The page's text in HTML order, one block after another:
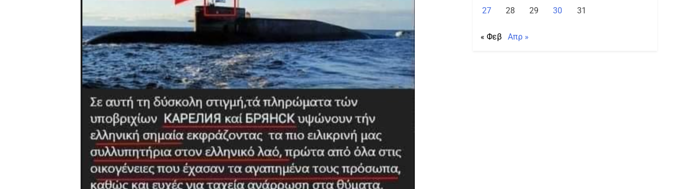
27
28 29 30 31
« Φεβ Απρ »